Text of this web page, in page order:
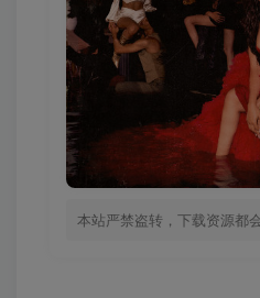
本站严禁盗转，下载资源都